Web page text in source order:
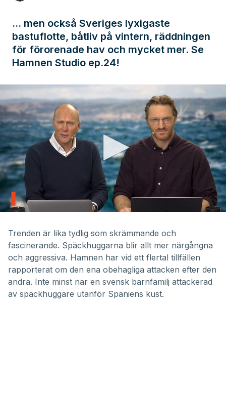
… men också Sveriges lyxigaste
bastuflotte, båtliv på vintern, räddningen
för förorenade hav och mycket mer. Se
Hamnen Studio ep.24!
minutes,
33
Trenden är lika tydlig som skrämmande och
fascinerande. Späckhuggarna blir allt mer närgångna
och aggressiva. Hamnen har vid ett flertal tillfällen
rapporterat om den ena obehagliga attacken efter den
andra. Inte minst när en svensk barnfamilj attackerad
av späckhuggare utanför Spaniens kust.